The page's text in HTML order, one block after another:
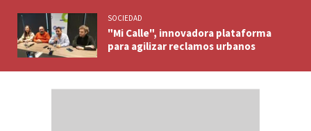
SOCIEDAD
"Mi Calle", innovadora plataforma
para agilizar reclamos urbanos